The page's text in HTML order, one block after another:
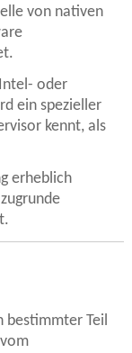
von nativen
oder
ein spezieller
kennt, als
erheblich
bestimmter Teil